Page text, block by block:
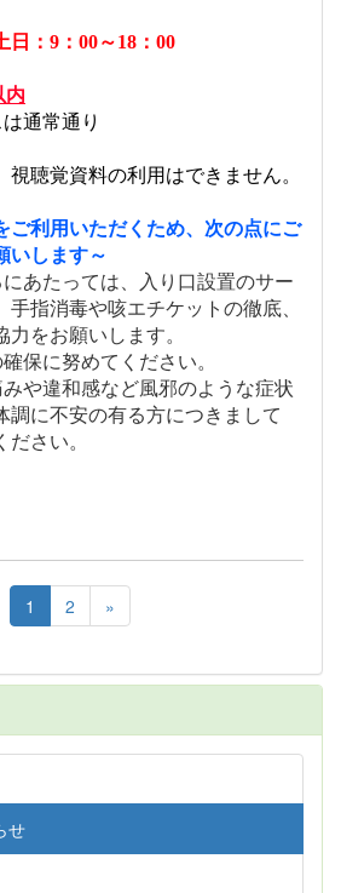
日：9：00～18：00
内
通常通り
聴覚資料の利用はできません。
ご利用いただくため、次の点にご
いします～
あたっては、入り口設置のサー
手指消毒や咳エチケットの徹底、
をお願いします。
保に努めてください。
や違和感など風邪のような症状
調に不安の有る方につきまして
さい。
1 2 »
せ